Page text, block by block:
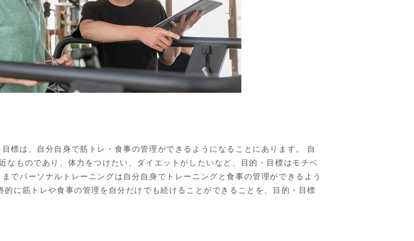
標は、自分自身で筋トレ・食事の管理ができるようになることにあります。 自
なものであり、体力をつけたい、ダイエットがしたいなど、目的・目標はモチベ
でパーソナルトレーニングは自分自身でトレーニングと食事の管理ができるよう
に筋トレや食事の管理を自分だけでも続けることができることを、目的・目標